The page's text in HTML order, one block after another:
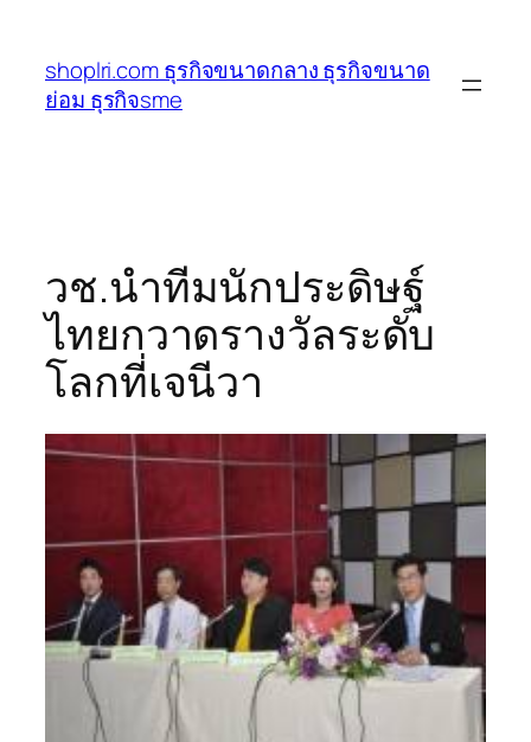
เนื้อหา
shoplri.com ธุรกิจขนาดกลาง ธุรกิจขนาด
ย่อม ธุรกิจsme
วช.นำทีมนักประดิษฐ์
ไทยกวาดรางวัลระดับ
โลกที่เจนีวา